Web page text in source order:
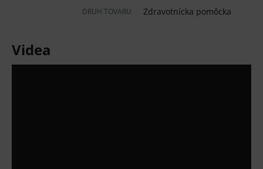
pripravíte 250 l pracovného roztoku
veľmi príjemná vôňa
DRUH TOVARU Zdravotnícka pomôcka
Videa